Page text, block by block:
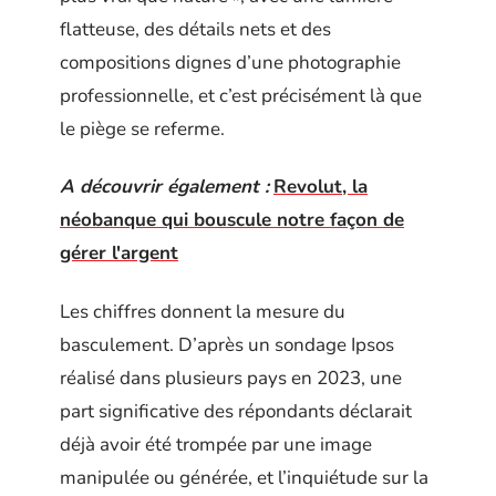
flatteuse, des détails nets et des
compositions dignes d’une photographie
professionnelle, et c’est précisément là que
le piège se referme.
A découvrir également : Revolut, la
néobanque qui bouscule notre façon de
gérer l'argent
Les chiffres donnent la mesure du
basculement. D’après un sondage Ipsos
réalisé dans plusieurs pays en 2023, une
part significative des répondants déclarait
déjà avoir été trompée par une image
manipulée ou générée, et l’inquiétude sur la